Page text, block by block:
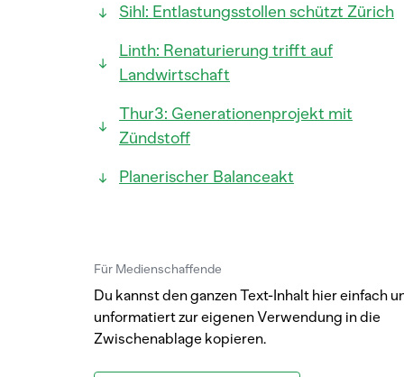
Sihl: Entlastungsstollen schützt Zürich
Linth: Renaturierung trifft auf
Landwirtschaft
Thur3: Generationenprojekt mit
Zündstoff
Planerischer Balanceakt
Für Medienschaffende
Du kannst den ganzen Text-Inhalt hier einfach
unformatiert zur eigenen Verwendung in die
Zwischenablage kopieren.